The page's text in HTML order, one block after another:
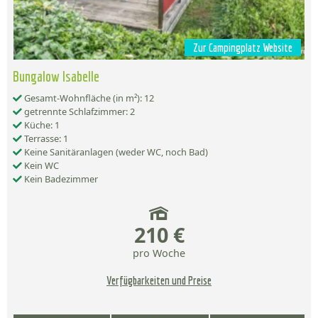
Zur Campingplatz Website
Bungalow Isabelle
Gesamt-Wohnfläche (in m²): 12
getrennte Schlafzimmer: 2
Küche: 1
Terrasse: 1
Keine Sanitäranlagen (weder WC, noch Bad)
Kein WC
Kein Badezimmer
210 €
pro Woche
Verfügbarkeiten und Preise